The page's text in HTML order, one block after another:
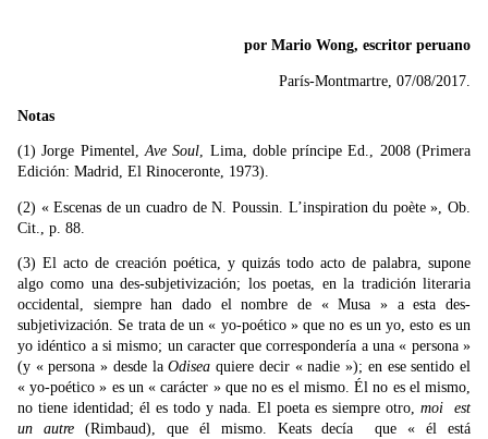
por Mario Wong, escritor peruano
París-Montmartre, 07/08/2017.
Notas
(1) Jorge Pimentel,Ave Soul, Lima, doble príncipe Ed., 2008 (Primera
Edición: Madrid, El Rinoceronte, 1973).
(2) « Escenas de un cuadro de N. Poussin. L’inspiration du poète », Ob.
Cit., p. 88.
(3) El acto de creación poética, y quizás todo acto de palabra, supone
algo como una des-subjetivización; los poetas, en la tradición literaria
occidental, siempre han dado el nombre de « Musa » a esta des-
subjetivización. Se trata de un « yo-poético » que no es un yo, esto es un
yo idéntico a si mismo; un caracter que correspondería a una « persona »
(y « persona » desde laOdisea quiere decir « nadie »); en ese sentido el
« yo-poético » es un « carácter » que no es el mismo. Él no es el mismo,
no tiene identidad; él es todo y nada. El poeta es siempre otro, moi est
un autre (Rimbaud), que él mismo. Keats decía que « él está